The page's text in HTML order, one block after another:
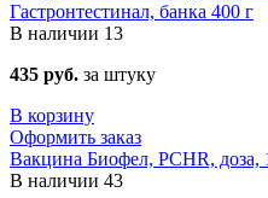
Гастронтестинал, банка 400 г
В наличии 13
435 руб. за штуку
В корзину
Оформить заказ
Вакцина Биофел, PCHR, доза,
В наличии 43